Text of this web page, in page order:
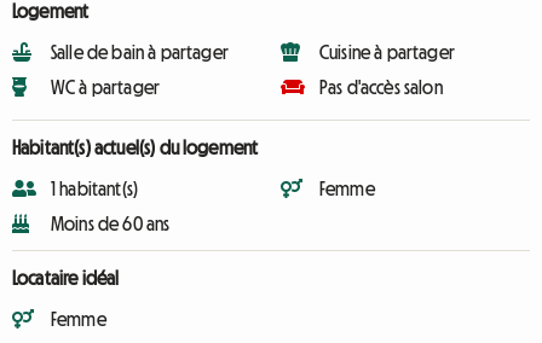
Logement
Salle de bain à partager
WC à partager
Cuisine à partager
Pas d'accès salon
Habitant(s) actuel(s) du logement
1 habitant(s)
Moins de 60 ans
Femme
Locataire idéal
Femme